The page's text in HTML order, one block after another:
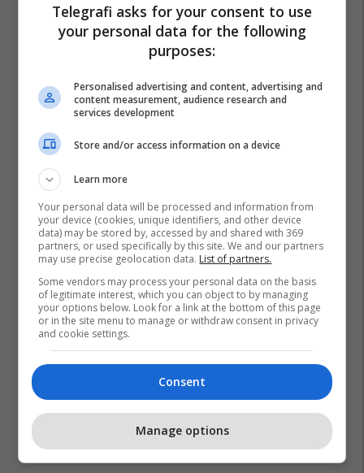
Telegrafi asks for your consent to use
your personal data for the following
purposes:
Personalised advertising and content, advertising and
content measurement, audience research and
services development
Store and/or access information on a device
Learn more
Your personal data will be processed and information from
your device (cookies, unique identifiers, and other device
data) may be stored by, accessed by and shared with 369
partners, or used specifically by this site. We and our partners
may use precise geolocation data. List of partners.
Some vendors may process your personal data on the basis
of legitimate interest, which you can object to by managing
your options below. Look for a link at the bottom of this page
or in the site menu to manage or withdraw consent in privacy
and cookie settings.
Consent
Manage options